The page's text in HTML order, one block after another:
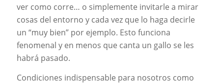
ver como corre… o simplemente invitarle a mirar
cosas del entorno y cada vez que lo haga decirle
un “muy bien” por ejemplo. Esto funciona
fenomenal y en menos que canta un gallo se les
habrá pasado.
Condiciones indispensable para nosotros como